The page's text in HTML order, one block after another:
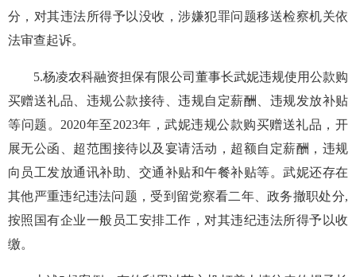
分，对其违法所得予以没收，涉嫌犯罪问题移送检察机关依
法审查起诉。
5.杨凌农科融资担保有限公司董事长武妮违规使用公款购
买赠送礼品、违规公款接待、违规自定薪酬、违规发放补贴
等问题。2020年至2023年，武妮违规公款购买赠送礼品，开
展无公函、超范围接待以及宴请活动，超额自定薪酬，违规
向员工发放通讯补助、交通补贴和午餐补贴等。武妮还存在
其他严重违纪违法问题，受到留党察看二年、政务撤职处分,
按照国有企业一般员工安排工作，对其违纪违法所得予以收
缴。